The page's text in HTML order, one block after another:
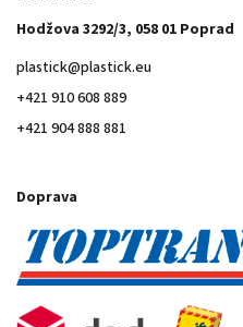
Hodžova 3292/3, 058 01 Poprad
plastick@plastick.eu
+421 910 608 889
+421 904 888 881
Doprava